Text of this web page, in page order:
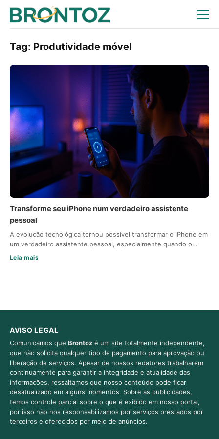
Tag: Produtividade móvel
Transforme seu iPhone num verdadeiro assistente
pessoal
A evolução tecnológica tornou possível transformar o iPhone em
um verdadeiro assistente pessoal, especialmente quando o…
Leia mais
AVISO LEGAL
Comunicamos que Brontoz é um site totalmente independente,
que não solicita qualquer tipo de pagamento para aprovação ou
liberação de serviços. Apesar de nossos redatores trabalharem
continuamente para garantir a integridade e atualidade das
informações, ressaltamos que nosso conteúdo pode ficar
desatualizado em alguns momentos. Sobre as publicidades,
temos controle parcial sobre o que é exibido em nosso portal,
por isso não nos responsabilizamos por serviços prestados por
terceiros e oferecidos por meio de anúncios.